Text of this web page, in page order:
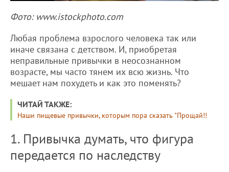
Фото: www.istockphoto.com
Любая проблема взрослого человека так или
иначе связана с детством. И, приобретая
неправильные привычки в неосознанном
возрасте, мы часто тянем их всю жизнь. Что
мешает нам похудеть и как это поменять?
ЧИТАЙ ТАКЖЕ:
Наши пищевые привычки, которым пора сказать "Прощай!!
1. Привычка думать, что фигура
передается по наследству